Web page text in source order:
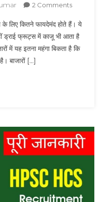
2 CommentsOn
के
इस
राज्य
काजू
लिए कितने फायदेमंद होते हैं। ये
ड्राई फ्रूट्स में काजू भी आता है
में यह इतना महंगा बिकता है कि
बाजारों […]